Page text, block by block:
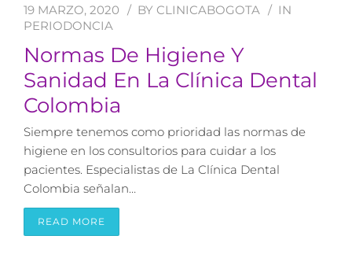
19 MARZO, 2020 BY CLINICABOGOTA
IN
PERIODONCIA
Normas De Higiene Y
Sanidad En La Clínica Dental
Colombia
Siempre tenemos como prioridad las normas de
higiene en los consultorios para cuidar a los
pacientes. Especialistas de La Clínica Dental
Colombia señalan…
READ MORE